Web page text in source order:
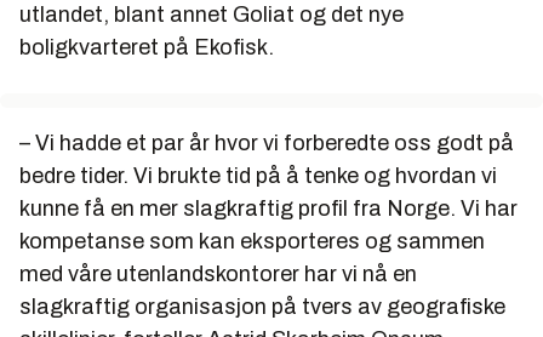
utlandet, blant annet Goliat og det nye
boligkvarteret på Ekofisk.
– Vi hadde et par år hvor vi forberedte oss godt på
bedre tider. Vi brukte tid på å tenke og hvordan vi
kunne få en mer slagkraftig profil fra Norge. Vi har
kompetanse som kan eksporteres og sammen
med våre utenlandskontorer har vi nå en
slagkraftig organisasjon på tvers av geografiske